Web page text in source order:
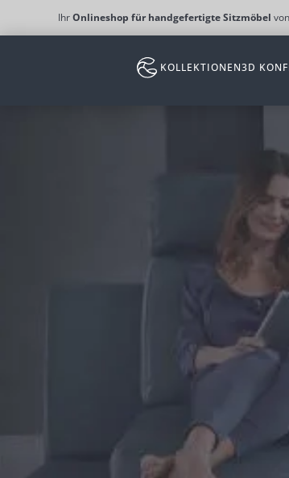
Zum Hauptinhalt springen
IhrOnlineshop für handgefertigte Sitzmöbel
KOLLEKTIONEN3D